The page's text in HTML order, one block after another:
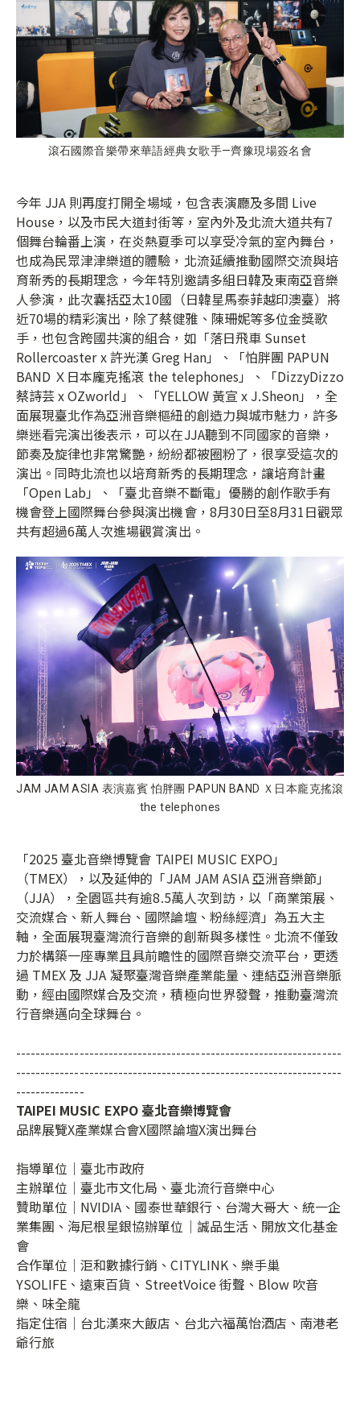
滾石國際音樂帶來華語經典女歌手—齊豫現場簽名會
今年 JJA 則再度打開全場域，包含表演廳及多間 Live
House，以及市民大道封街等，室內外及北流大道共有7
個舞台輪番上演，在炎熱夏季可以享受冷氣的室內舞台，
也成為民眾津津樂道的體驗，北流延續推動國際交流與培
育新秀的長期理念，今年特別邀請多組日韓及東南亞音樂
人參演，此次囊括亞太10國（日韓星馬泰菲越印澳臺）將
近70場的精彩演出，除了蔡健雅、陳珊妮等多位金獎歌
手，也包含跨國共演的組合，如「落日飛車 Sunset
Rollercoaster x 許光漢 Greg Han」、「怕胖團 PAPUN
BAND Ｘ日本龐克搖滾 the telephones」、「DizzyDizzo
蔡詩芸 x OZworld」、「YELLOW 黃宣 x J.Sheon」，全
面展現臺北作為亞洲音樂樞紐的創造力與城市魅力，許多
樂迷看完演出後表示，可以在JJA聽到不同國家的音樂，
節奏及旋律也非常驚艷，紛紛都被圈粉了，很享受這次的
演出。同時北流也以培育新秀的長期理念，讓培育計畫
「Open Lab」、「臺北音樂不斷電」優勝的創作歌手有
機會登上國際舞台參與演出機會，8月30日至8月31日觀眾
共有超過6萬人次進場觀賞演出。
JAM JAM ASIA 表演嘉賓 怕胖團 PAPUN BAND Ｘ日本龐克搖滾
the telephones
「2025 臺北音樂博覽會 TAIPEI MUSIC EXPO」
（TMEX），以及延伸的「JAM JAM ASIA 亞洲音樂節」
（JJA），全園區共有逾8.5萬人次到訪，以「商業策展、
交流媒合、新人舞台、國際論壇、粉絲經濟」為五大主
軸，全面展現臺灣流行音樂的創新與多樣性。北流不僅致
力於構築一座專業且具前瞻性的國際音樂交流平台，更透
過 TMEX 及 JJA 凝聚臺灣音樂產業能量、連結亞洲音樂脈
動，經由國際媒合及交流，積極向世界發聲，推動臺灣流
行音樂邁向全球舞台。
-------------------------------------------------------------------
-------------------------------------------------------------------
--------------
TAIPEI MUSIC EXPO 臺北音樂博覽會
品牌展覽X產業媒合會X國際論壇X演出舞台
指導單位｜臺北市政府
主辦單位｜臺北市文化局、臺北流行音樂中心
贊助單位｜NVIDIA、國泰世華銀行、台灣大哥大、統一企
業集團、海尼根星銀協辦單位｜誠品生活、開放文化基金
會
合作單位｜洰和數據行銷、CITYLINK、樂手巢
YSOLIFE、遠東百貨、StreetVoice 街聲、Blow 吹音
樂、味全龍
指定住宿｜台北漢來大飯店、台北六福萬怡酒店、南港老
爺行旅